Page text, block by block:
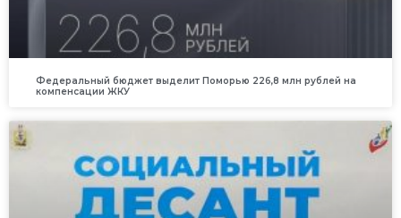
Федеральный бюджет выделит Поморью 226,8 млн рублей на
компенсации ЖКУ